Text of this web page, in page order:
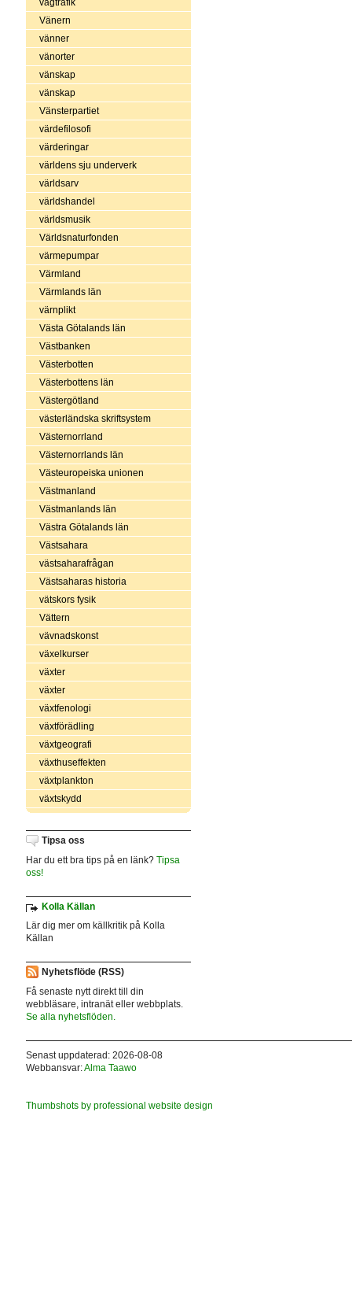
vägtrafik
Vänern
vänner
vänorter
vänskap
vänskap
Vänsterpartiet
värdefilosofi
värderingar
världens sju underverk
världsarv
världshandel
världsmusik
Världsnaturfonden
värmepumpar
Värmland
Värmlands län
värnplikt
Västa Götalands län
Västbanken
Västerbotten
Västerbottens län
Västergötland
västerländska skriftsystem
Västernorrland
Västernorrlands län
Västeuropeiska unionen
Västmanland
Västmanlands län
Västra Götalands län
Västsahara
västsaharafrågan
Västsaharas historia
vätskors fysik
Vättern
vävnadskonst
växelkurser
växter
växter
växtfenologi
växtförädling
växtgeografi
växthuseffekten
växtplankton
växtskydd
Tipsa oss
Har du ett bra tips på en länk? Tipsa
oss!
Kolla Källan
Lär dig mer om källkritik på Kolla
Källan
Nyhetsflöde (RSS)
Få senaste nytt direkt till din
webbläsare, intranät eller webbplats.
Se alla nyhetsflöden.
Senast uppdaterad: 2026-08-08
Webbansvar:Alma Taawo
Thumbshots by professional website design